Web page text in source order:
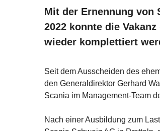
Mit der Ernennung von
2022 konnte die
wieder komplettiert
Seit dem Ausscheiden des
den Generaldirektor Gerhard
Scania im Management-Team
Nach einer Ausbildung zum